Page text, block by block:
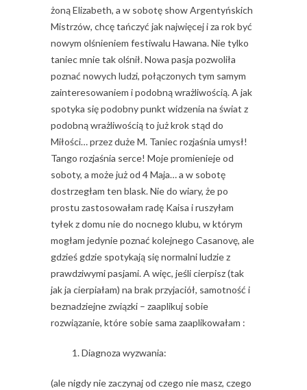
żoną Elizabeth, a w sobotę show Argentyńskich
Mistrzów, chcę tańczyć jak najwięcej i za rok być
nowym olśnieniem festiwalu Hawana. Nie tylko
taniec mnie tak olśnił. Nowa pasja pozwoliła
poznać nowych ludzi, połączonych tym samym
zainteresowaniem i podobną wrażliwością. A jak
spotyka się podobny punkt widzenia na świat z
podobną wrażliwością to już krok stąd do
Miłości… przez duże M. Taniec rozjaśnia umysł!
Tango rozjaśnia serce! Moje promienieje od
soboty, a może już od 4 Maja… a w sobotę
dostrzegłam ten blask. Nie do wiary, że po
prostu zastosowałam radę Kaisa i ruszyłam
tyłek z domu nie do nocnego klubu, w którym
mogłam jedynie poznać kolejnego Casanovę, ale
gdzieś gdzie spotykają się normalni ludzie z
prawdziwymi pasjami. A więc, jeśli cierpisz (tak
jak ja cierpiałam) na brak przyjaciół, samotność i
beznadziejne związki – zaaplikuj sobie
rozwiązanie, które sobie sama zaaplikowałam :
Diagnoza wyzwania:
(ale nigdy nie zaczynaj od czego nie masz, czego